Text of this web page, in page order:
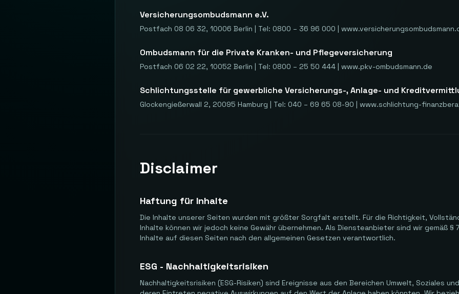
Versicherungsombudsmann e.V.
Postfach 08 06 32, 10006 Berlin | Tel: 0800 – 36 96 000 |
Ombudsmann für die Private Kranken- und Pflegeversicherung
Postfach 06 02 22, 10052 Berlin | Tel: 0800 – 25 50 444 | www.pkv-ombudsmann.de
Schlichtungsstelle für gewerbliche Versicherungs-, Anlage- und
Glockengießerwall 2, 20095 Hamburg | Tel: 040 – 69 65 08-90 | www.schlichtung-
Disclaimer
Haftung für Inhalte
Die Inhalte unserer Seiten wurden mit größter Sorgfalt erstellt. Für die Richtigkeit,
Inhalte können wir jedoch keine Gewähr übernehmen. Als Diensteanbieter sind wir gemäß §
Inhalte auf diesen Seiten nach den allgemeinen Gesetzen verantwortlich.
ESG - Nachhaltigkeitsrisiken
Nachhaltigkeitsrisiken (ESG-Risiken) sind Ereignisse aus den Bereichen Umwelt, Soziales